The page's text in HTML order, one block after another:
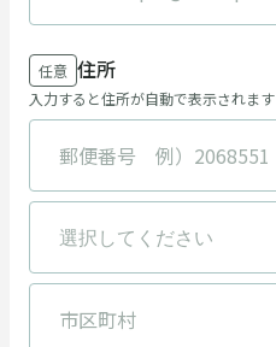
任意 住所
入力すると住所が自動で表示されます